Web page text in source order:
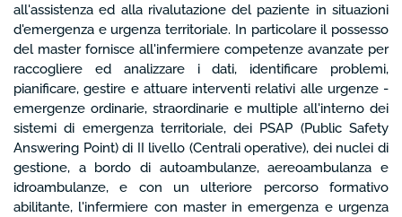
all'assistenza ed alla rivalutazione del paziente in situazioni
d'emergenza e urgenza territoriale. In particolare il possesso
del master fornisce all'infermiere competenze avanzate per
raccogliere ed analizzare i dati, identificare problemi,
pianificare, gestire e attuare interventi relativi alle urgenze -
emergenze ordinarie, straordinarie e multiple all'interno dei
sistemi di emergenza territoriale, dei PSAP (Public Safety
Answering Point) di II livello (Centrali operative), dei nuclei di
gestione, a bordo di autoambulanze, aereoambulanza e
idroambulanze, e con un ulteriore percorso formativo
abilitante, l'infermiere con master in emergenza e urgenza